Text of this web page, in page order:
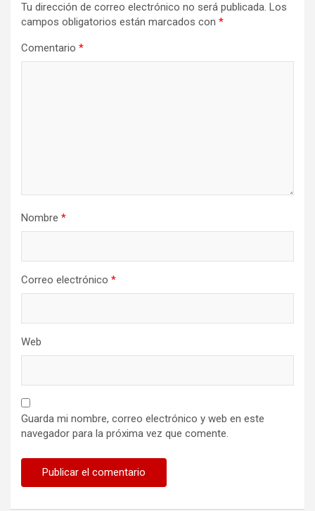
Tu dirección de correo electrónico no será publicada. Los
campos obligatorios están marcados con *
Comentario *
Nombre *
Correo electrónico *
Web
Guarda mi nombre, correo electrónico y web en este
navegador para la próxima vez que comente.